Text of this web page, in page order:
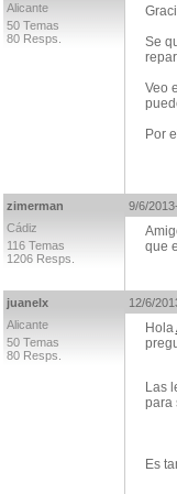
Alicante
50 Temas
80 Resps.
Se
Veo
Por
zimerman
Cádiz
116 Temas
1206 Resps.
9/6/
que
juanelx
Alicante
50 Temas
80 Resps.
12/6/
Hola
Las
para
Es